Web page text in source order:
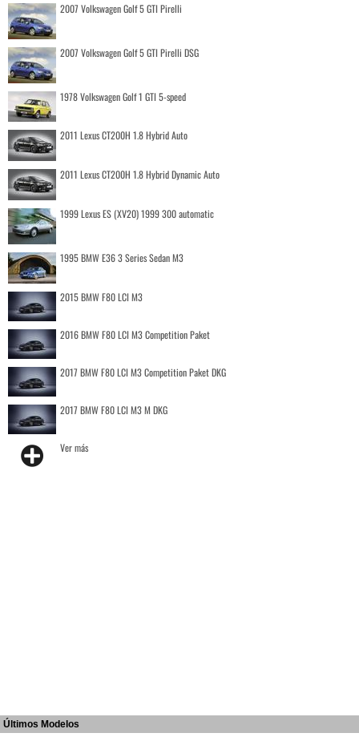
2007 Volkswagen Golf 5 GTI Pirelli
2007 Volkswagen Golf 5 GTI Pirelli DSG
1978 Volkswagen Golf 1 GTI 5-speed
2011 Lexus CT200H 1.8 Hybrid Auto
2011 Lexus CT200H 1.8 Hybrid Dynamic Auto
1999 Lexus ES (XV20) 1999 300 automatic
1995 BMW E36 3 Series Sedan M3
2015 BMW F80 LCI M3
2016 BMW F80 LCI M3 Competition Paket
2017 BMW F80 LCI M3 Competition Paket DKG
2017 BMW F80 LCI M3 M DKG
Ver más
Últimos Modelos